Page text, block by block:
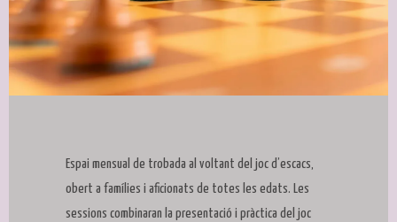
Espai mensual de trobada al voltant del joc d’escacs,
obert a famílies i aficionats de totes les edats. Les
sessions combinaran la presentació i pràctica del joc